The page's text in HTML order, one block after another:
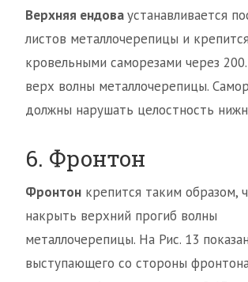
Верхняя ендоваустанавливается
листов металлочерепицы и крепится
кровельными саморезами через
верх волны металлочерепицы.
должны нарушать целостность
6. Фронтон
Фронтон крепится таким образом,
накрыть верхний прогиб волны
металлочерепицы. На Рис. 13
выступающего со стороны